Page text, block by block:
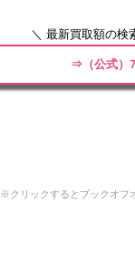
＼ 最新買取額の検
⇒（公式）
※クリックするとブックオフ